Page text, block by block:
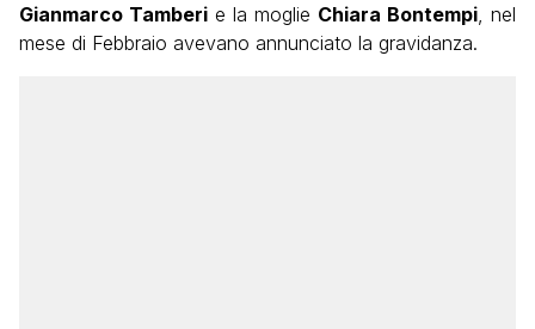
Gianmarco Tamberi e la moglie Chiara Bontempi , nel
mese di Febbraio avevano annunciato la gravidanza.